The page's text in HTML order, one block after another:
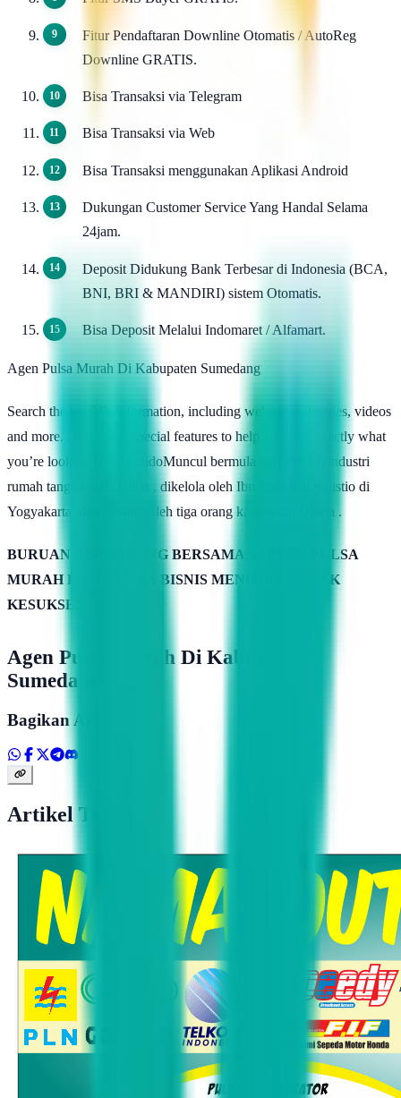
Fitur Pendaftaran Downline Otomatis / AutoReg
Downline GRATIS.
Bisa Transaksi via Telegram
Bisa Transaksi via Web
Bisa Transaksi menggunakan Aplikasi Android
Dukungan Customer Service Yang Handal Selama
24jam.
Deposit Didukung Bank Terbesar di Indonesia (BCA,
BNI, BRI & MANDIRI) sistem Otomatis.
Bisa Deposit Melalui Indomaret / Alfamart.
Agen Pulsa Murah Di Kabupaten Sumedang
Search the world’s information, including webpages, images, videos
and more. . has many special features to help you find exactly what
you’re looking for..PT SidoMuncul bermula dari sebuah industri
rumah tangga pada tahun , dikelola oleh Ibu Rahkmat Sulistio di
Yogyakarta, dan dibantu oleh tiga orang karyawan. Usaha .
BURUAN BERGABUNG BERSAMA SERVER PULSA
MURAH KAMIMITRA BISNIS MENUJU PUNCAK
KESUKSESAN
Agen Pulsa Murah Di Kabupaten
Sumedang
Bagikan Artikel
Artikel Terkait